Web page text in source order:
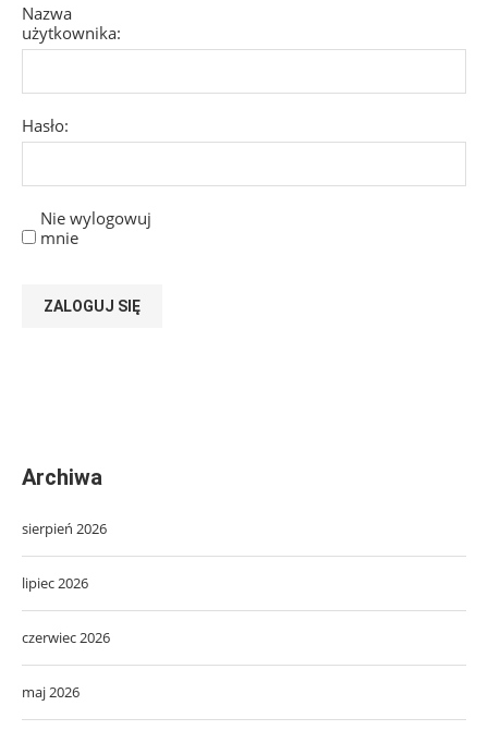
Nazwa
użytkownika:
Hasło:
Nie wylogowuj
mnie
ZALOGUJ SIĘ
Archiwa
sierpień 2026
lipiec 2026
czerwiec 2026
maj 2026